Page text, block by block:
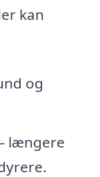
kan
og
længere